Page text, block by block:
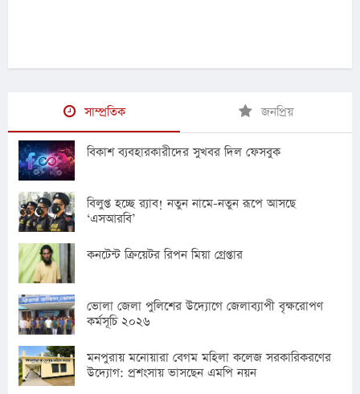
সাম্প্রতিক জনপ্রিয়
বিকাশ ব্যবহারকারীদের সুখবর দিল ফেসবুক
বিলুপ্ত হচ্ছে র‍্যাব! নতুন নামে-নতুন রূপে আসছে
‘এসআরবি’
কনটেন্ট ক্রিয়েটর রিপন মিয়া গ্রেপ্তার
ভোলা জেলা পুলিশের উদ্যোগে জেলাব্যাপী বৃক্ষরোপণ
কর্মসূচি ২০২৬
মনপুরায় মনোয়ারা বেগম মহিলা কলেজ সরকারিকরণের
উদ্যোগ: প্রশংসায় ভাসছেন এমপি নয়ন